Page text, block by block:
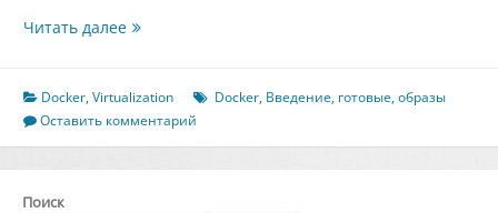
Читать далееВведение
образы
Docker
Docker,Virtualization Docker, Введение, готовые,образы
Оставить комментарий
Поиск